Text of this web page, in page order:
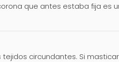
que antes estaba fija es
circundantes. Si